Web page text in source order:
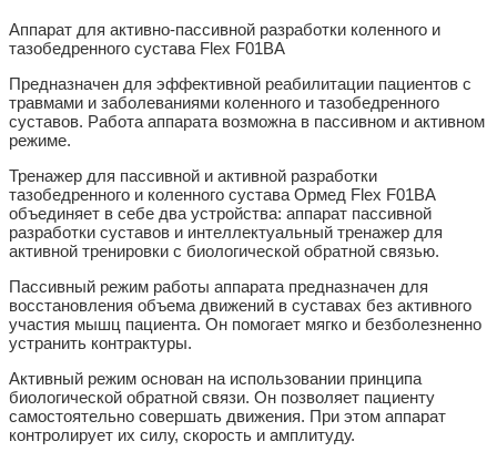
Аппарат для активно-пассивной разработки коленного и
тазобедренного сустава Flex F01BA
Предназначен для эффективной реабилитации пациентов с
травмами и заболеваниями коленного и тазобедренного
суставов. Работа аппарата возможна в пассивном и активном
режиме.
Тренажер для пассивной и активной разработки
тазобедренного и коленного сустава Ормед Flex F01BA
объединяет в себе два устройства: аппарат пассивной
разработки суставов и интеллектуальный тренажер для
активной тренировки с биологической обратной связью.
Пассивный режим работы аппарата предназначен для
восстановления объема движений в суставах без активного
участия мышц пациента. Он помогает мягко и безболезненно
устранить контрактуры.
Активный режим основан на использовании принципа
биологической обратной связи. Он позволяет пациенту
самостоятельно совершать движения. При этом аппарат
контролирует их силу, скорость и амплитуду.